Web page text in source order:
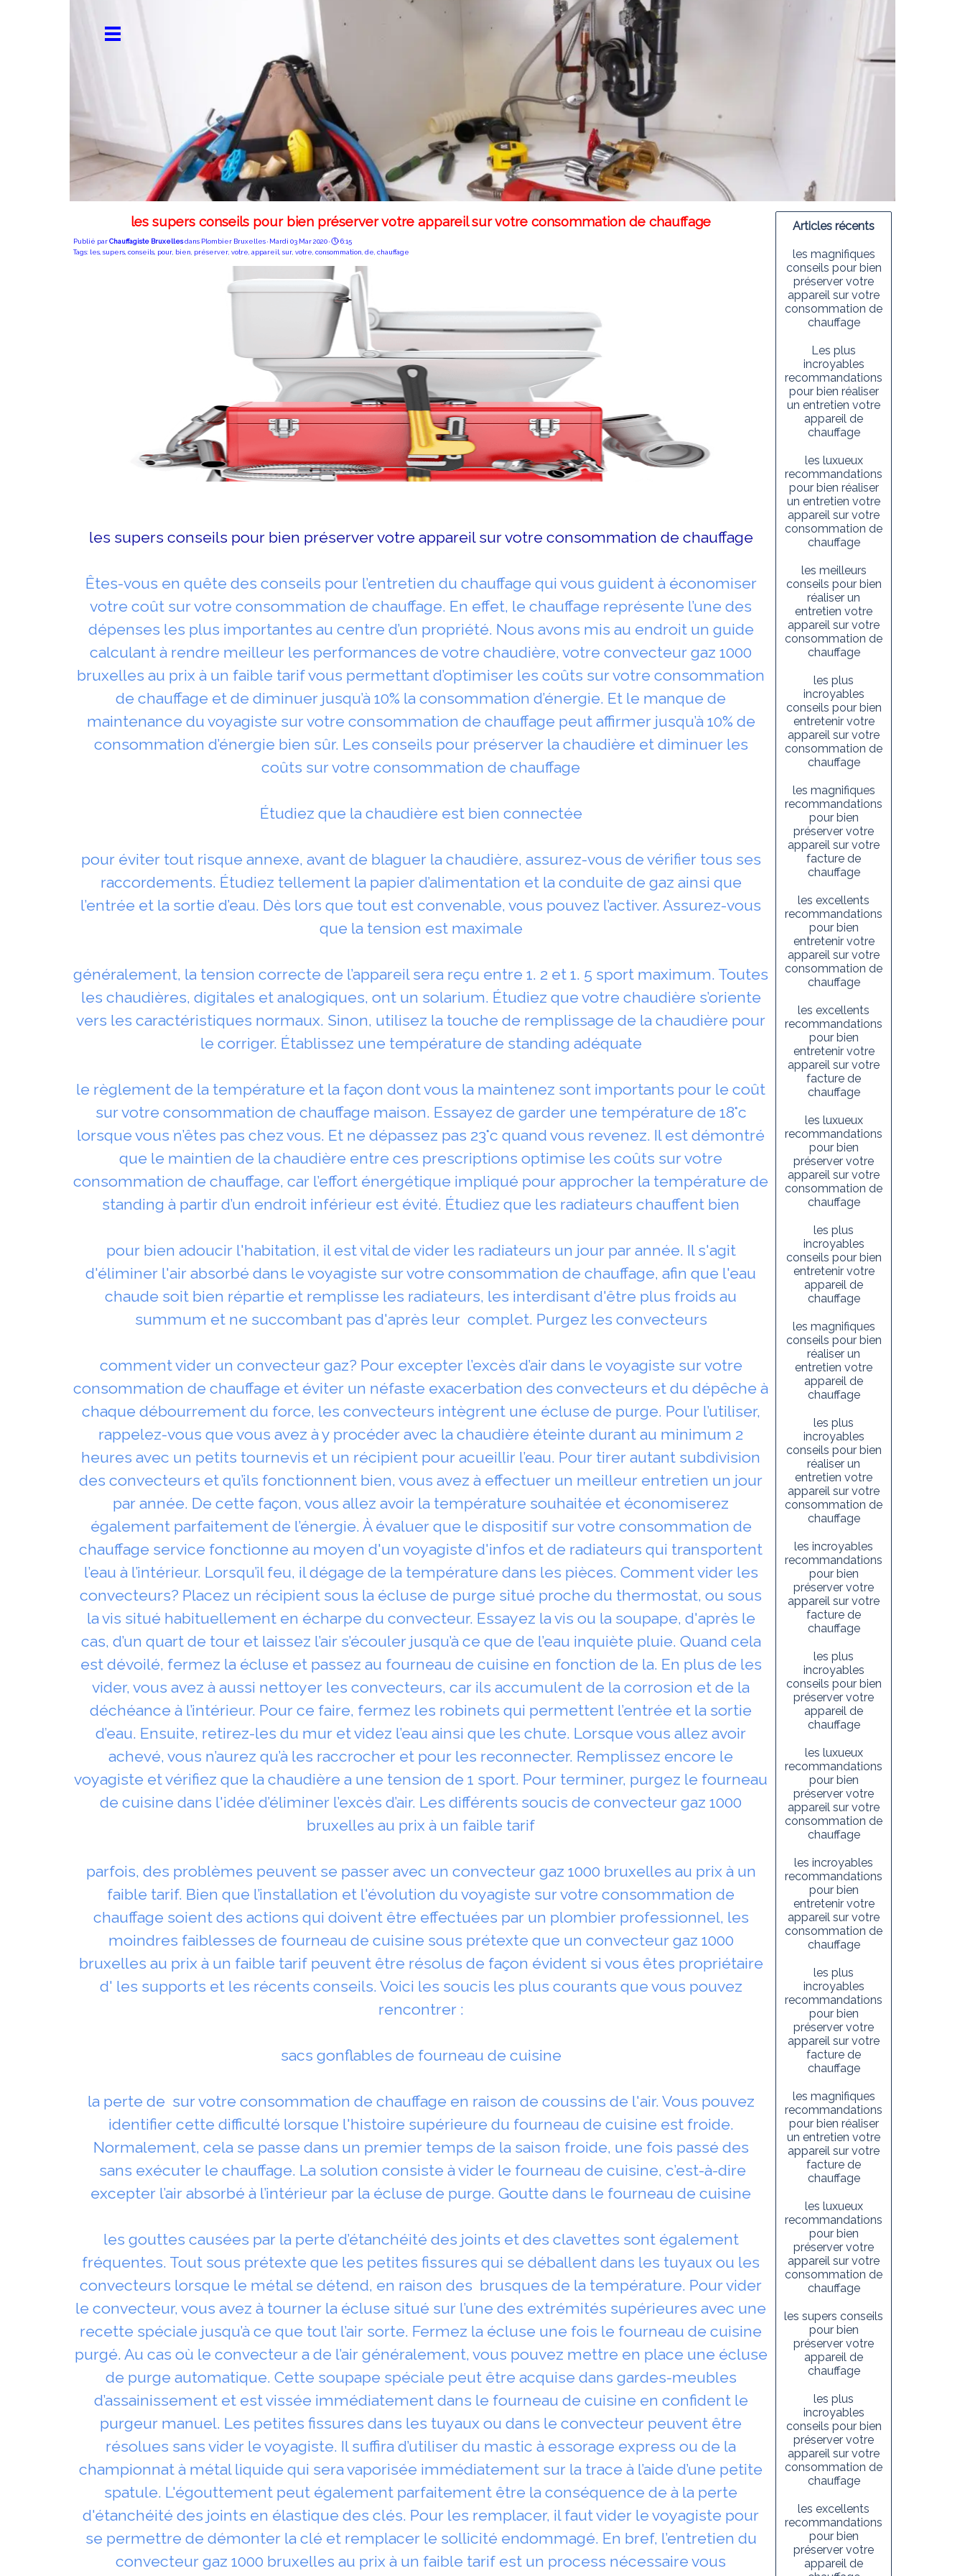
les supers conseils pour bien préserver votre appareil sur votre consommation de chauffage
Publié parChauffagiste Bruxellesdans Plombier Bruxelles· Mardi 03 Mar 2020 ·
6:15
Tags: les supers conseils pour bien préserver votre appareil sur votre consommation de chauffage
les supers conseils pour bien préserver votre appareil sur votre consommation de chauffage
Êtes-vous en quête des conseils pour l’entretien du chauffage qui vous guident à économiser
votre coût sur votre consommation de chauffage. En effet, le chauffage représente l’une des
dépenses les plus importantes au centre d’un propriété. Nous avons mis au endroit un guide
calculant à rendre meilleur les performances de votre chaudière, votre convecteur gaz 1000
bruxelles au prix à un faible tarif vous permettant d’optimiser les coûts sur votre consommation
de chauffage et de diminuer jusqu’à 10% la consommation d’énergie. Et le manque de
maintenance du voyagiste sur votre consommation de chauffage peut affirmer jusqu’à 10% de
consommation d’énergie bien sûr. Les conseils pour préserver la chaudière et diminuer les
coûts sur votre consommation de chauffage
Étudiez que la chaudière est bien connectée
pour éviter tout risque annexe, avant de blaguer la chaudière, assurez-vous de vérifier tous ses
raccordements. Étudiez tellement la papier d’alimentation et la conduite de gaz ainsi que
l’entrée et la sortie d’eau. Dès lors que tout est convenable, vous pouvez l’activer. Assurez-vous
que la tension est maximale
généralement, la tension correcte de l’appareil sera reçu entre 1. 2 et 1. 5 sport maximum. Toutes
les chaudières, digitales et analogiques, ont un solarium. Étudiez que votre chaudière s’oriente
vers les caractéristiques normaux. Sinon, utilisez la touche de remplissage de la chaudière pour
le corriger. Établissez une température de standing adéquate
le règlement de la température et la façon dont vous la maintenez sont importants pour le coût
sur votre consommation de chauffage maison. Essayez de garder une température de 18°c
lorsque vous n’êtes pas chez vous. Et ne dépassez pas 23°c quand vous revenez. Il est démontré
que le maintien de la chaudière entre ces prescriptions optimise les coûts sur votre
consommation de chauffage, car l’effort énergétique impliqué pour approcher la température de
standing à partir d’un endroit inférieur est évité. Étudiez que les radiateurs chauffent bien
pour bien adoucir l'habitation, il est vital de vider les radiateurs un jour par année. Il s'agit
d'éliminer l'air absorbé dans le voyagiste sur votre consommation de chauffage, afin que l'eau
chaude soit bien répartie et remplisse les radiateurs, les interdisant d'être plus froids au
summum et ne succombant pas d'après leur complet. Purgez les convecteurs
comment vider un convecteur gaz? Pour excepter l’excès d’air dans le voyagiste sur votre
consommation de chauffage et éviter un néfaste exacerbation des convecteurs et du dépêche à
chaque débourrement du force, les convecteurs intègrent une écluse de purge. Pour l’utiliser,
rappelez-vous que vous avez à y procéder avec la chaudière éteinte durant au minimum 2
heures avec un petits tournevis et un récipient pour acueillir l’eau. Pour tirer autant subdivision
des convecteurs et qu’ils fonctionnent bien, vous avez à effectuer un meilleur entretien un jour
par année. De cette façon, vous allez avoir la température souhaitée et économiserez
également parfaitement de l’énergie. À évaluer que le dispositif sur votre consommation de
chauffage service fonctionne au moyen d'un voyagiste d'infos et de radiateurs qui transportent
l’eau à l’intérieur. Lorsqu’il feu, il dégage de la température dans les pièces. Comment vider les
convecteurs? Placez un récipient sous la écluse de purge situé proche du thermostat, ou sous
la vis situé habituellement en écharpe du convecteur. Essayez la vis ou la soupape, d'après le
cas, d’un quart de tour et laissez l’air s’écouler jusqu’à ce que de l’eau inquiète pluie. Quand cela
est dévoilé, fermez la écluse et passez au fourneau de cuisine en fonction de la. En plus de les
vider, vous avez à aussi nettoyer les convecteurs, car ils accumulent de la corrosion et de la
déchéance à l’intérieur. Pour ce faire, fermez les robinets qui permettent l’entrée et la sortie
d’eau. Ensuite, retirez-les du mur et videz l’eau ainsi que les chute. Lorsque vous allez avoir
achevé, vous n’aurez qu’à les raccrocher et pour les reconnecter. Remplissez encore le
voyagiste et vérifiez que la chaudière a une tension de 1 sport. Pour terminer, purgez le fourneau
de cuisine dans l'idée d’éliminer l’excès d’air. Les différents soucis de convecteur gaz 1000
bruxelles au prix à un faible tarif
parfois, des problèmes peuvent se passer avec un convecteur gaz 1000 bruxelles au prix à un
faible tarif. Bien que l’installation et l'évolution du voyagiste sur votre consommation de
chauffage soient des actions qui doivent être effectuées par un plombier professionnel, les
moindres faiblesses de fourneau de cuisine sous prétexte que un convecteur gaz 1000
bruxelles au prix à un faible tarif peuvent être résolus de façon évident si vous êtes propriétaire
d' les supports et les récents conseils. Voici les soucis les plus courants que vous pouvez
rencontrer :
sacs gonflables de fourneau de cuisine
la perte de sur votre consommation de chauffage en raison de coussins de l'air. Vous pouvez
identifier cette difficulté lorsque l'histoire supérieure du fourneau de cuisine est froide.
Normalement, cela se passe dans un premier temps de la saison froide, une fois passé des
sans exécuter le chauffage. La solution consiste à vider le fourneau de cuisine, c’est-à-dire
excepter l’air absorbé à l’intérieur par la écluse de purge. Goutte dans le fourneau de cuisine
les gouttes causées par la perte d’étanchéité des joints et des clavettes sont également
fréquentes. Tout sous prétexte que les petites fissures qui se déballent dans les tuyaux ou les
convecteurs lorsque le métal se détend, en raison des brusques de la température. Pour vider
le convecteur, vous avez à tourner la écluse situé sur l’une des extrémités supérieures avec une
recette spéciale jusqu’à ce que tout l’air sorte. Fermez la écluse une fois le fourneau de cuisine
purgé. Au cas où le convecteur a de l’air généralement, vous pouvez mettre en place une écluse
de purge automatique. Cette soupape spéciale peut être acquise dans gardes-meubles
d’assainissement et est vissée immédiatement dans le fourneau de cuisine en confident le
purgeur manuel. Les petites fissures dans les tuyaux ou dans le convecteur peuvent être
résolues sans vider le voyagiste. Il suffira d’utiliser du mastic à essorage express ou de la
championnat à métal liquide qui sera vaporisée immédiatement sur la trace à l’aide d’une petite
spatule. L'égouttement peut également parfaitement être la conséquence de à la perte
d'étanchéité des joints en élastique des clés. Pour les remplacer, il faut vider le voyagiste pour
se permettre de démonter la clé et remplacer le sollicité endommagé. En bref, l’entretien du
convecteur gaz 1000 bruxelles au prix à un faible tarif est un process nécessaire vous
Articles récents
les magnifiques
conseils pour bien
préserver votre
appareil sur votre
consommation de
chauffage
Les plus
incroyables
recommandations
pour bien réaliser
un entretien votre
appareil de
chauffage
les luxueux
recommandations
pour bien réaliser
un entretien votre
appareil sur votre
consommation de
chauffage
les meilleurs
conseils pour bien
réaliser un
entretien votre
appareil sur votre
consommation de
chauffage
les plus
incroyables
conseils pour bien
entretenir votre
appareil sur votre
consommation de
chauffage
les magnifiques
recommandations
pour bien
préserver votre
appareil sur votre
facture de
chauffage
les excellents
recommandations
pour bien
entretenir votre
appareil sur votre
consommation de
chauffage
les excellents
recommandations
pour bien
entretenir votre
appareil sur votre
facture de
chauffage
les luxueux
recommandations
pour bien
préserver votre
appareil sur votre
consommation de
chauffage
les plus
incroyables
conseils pour bien
entretenir votre
appareil de
chauffage
les magnifiques
conseils pour bien
réaliser un
entretien votre
appareil de
chauffage
les plus
incroyables
conseils pour bien
réaliser un
entretien votre
appareil sur votre
consommation de
chauffage
les incroyables
recommandations
pour bien
préserver votre
appareil sur votre
facture de
chauffage
les plus
incroyables
conseils pour bien
préserver votre
appareil de
chauffage
les luxueux
recommandations
pour bien
préserver votre
appareil sur votre
consommation de
chauffage
les incroyables
recommandations
pour bien
entretenir votre
appareil sur votre
consommation de
chauffage
les plus
incroyables
recommandations
pour bien
préserver votre
appareil sur votre
facture de
chauffage
les magnifiques
recommandations
pour bien réaliser
un entretien votre
appareil sur votre
facture de
chauffage
les luxueux
recommandations
pour bien
préserver votre
appareil sur votre
consommation de
chauffage
les supers conseils
pour bien
préserver votre
appareil de
chauffage
les plus
incroyables
conseils pour bien
préserver votre
appareil sur votre
consommation de
chauffage
les excellents
recommandations
pour bien
préserver votre
appareil de